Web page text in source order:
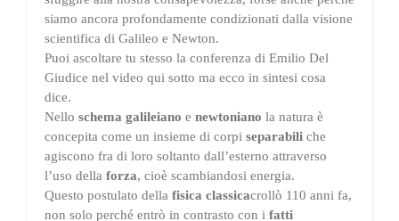
siamo ancora profondamente condizionati dalla visione
scientifica di Galileo e Newton.
Puoi ascoltare tu stesso la conferenza di Emilio Del
Giudice nel video qui sotto ma ecco in sintesi cosa
dice.
Nello schema galileiano e newtoniano la natura è
concepita come un insieme di corpi separabili che
agiscono fra di loro soltanto dall’esterno attraverso
l’uso della forza, cioè scambiandosi energia.
Questo postulato della fisica classicacrollò 110 anni fa,
non solo perché entrò in contrasto con i fatti